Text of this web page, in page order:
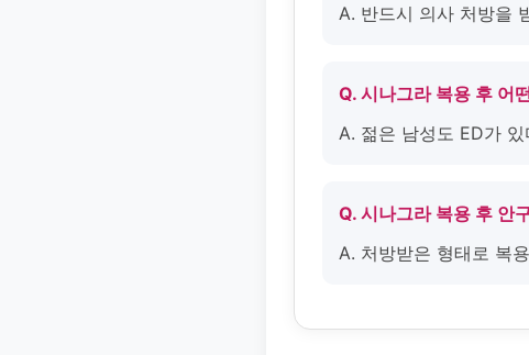
A. 반드시 의사 처방을
Q. 시나그라 복용 후 어
A. 젊은 남성도 ED가
Q. 시나그라 복용 후 안
A. 처방받은 형태로 복